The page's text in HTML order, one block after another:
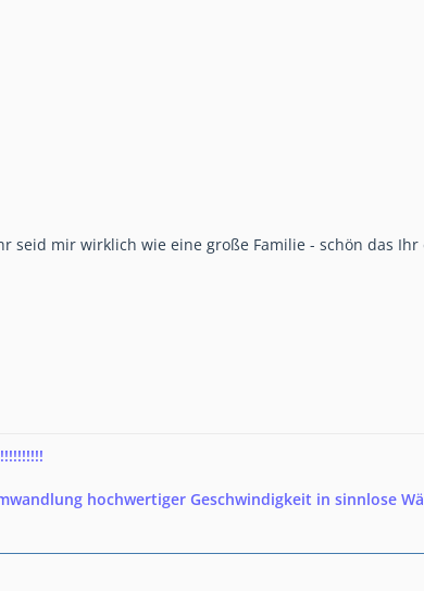
seid mir wirklich wie eine große Familie - schön das Ihr
hochwertiger Geschwindigkeit in sinnlose